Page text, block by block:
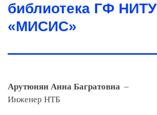
библиотека ГФ НИТУ
«МИСИС»
Арутюнян Анна Багратовна –
Инженер НТБ